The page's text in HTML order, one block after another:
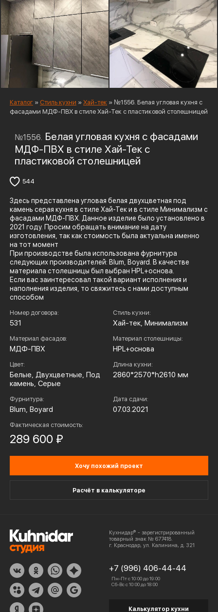
Каталог » Стиль кухни » Хай-тек » №1556. Белая угловая кухня с
фасадами МДФ-ПВХ в стиле Хай-Тек с пластиковой столешницей
№1556. Белая угловая кухня с фасадами
МДФ-ПВХ в стиле Хай-Тек с
пластиковой столешницей
544
Здесь представлена угловая белая двухцветная под
камень серая кухня в стиле Хай-Тек и в стиле Минимализм с
фасадами МДФ-ПВХ. Данное изделие было установлено в
2021 году. Просим обращать внимание на дату
изготовления, так как стоимость была актуальна именно
на тот момент
При производстве была использована фурнитура
следующих производителей: Blum, Boyard. В качестве
материала столешницы был выбран HPL+основа.
Если вас заинтересовал такой вариант исполнения и
наполнения изделия, то свяжитесь с нами доступным
способом
Номер договора:
531
Стиль кухни:
Хай-тек, Минимализм
Материал фасадов:
МДФ-ПВХ
Материал столешницы:
HPL+основа
Цвет:
Белые, Двухцветные, Под
камень, Серые
Длина кухни:
2860*2570*h2610 мм
Фурнитура:
Blum, Boyard
Дата сдачи:
07.03.2021
Фактическая стоимость:
289 600 ₽
Хочу похожий проект
Расчёт в калькуляторе
Кухнидар® - зарегистрированный
товарный знак № 677418.
г. Краснодар, ул. Калинина, д. 321
+7 (996) 406-44-44
Пн-Пт с 10:00 до 19:00
Сб-Вс с 10:00 до 18:00
Калькулятор кухни